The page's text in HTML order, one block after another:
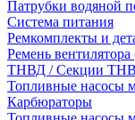
Патрубки водяной
Система питания
Ремкомплекты и
Ремень вентилятора
ТНВД / Секции
Топливные насосы
Карбюраторы